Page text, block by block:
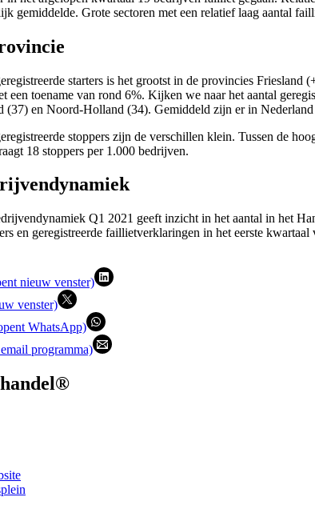
gemiddelde. Grote sectoren met een relatief laag aantal
starters is het grootst in de provincies
een toename van rond 6%. Kijken we naar het aantal
en Noord-Holland (34). Gemiddeld zijn er in Nederland
stoppers zijn de verschillen klein. Tussen de
18 stoppers per 1.000 bedrijven.
Q1 2021 geeft inzicht in het aantal in het
en geregistreerde faillietverklaringen in het eerste kwartaal
nieuw venster)
venster)
WhatsApp)
programma)